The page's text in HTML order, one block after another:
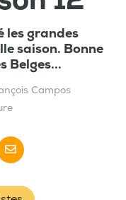
les grandes
saison. Bonne
Belges...
Campos